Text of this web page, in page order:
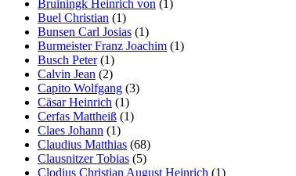
Bruiningk Heinrich von (1)
Buel Christian (1)
Bunsen Carl Josias (1)
Burmeister Franz Joachim (1)
Busch Peter(1)
Calvin Jean (2)
Capito Wolfgang (3)
Cäsar Heinrich (1)
Cerfas Mattheiß (1)
Claes Johann (1)
Claudius Matthias (68)
Clausnitzer Tobias (5)
Clodius Christian August Heinrich (1)